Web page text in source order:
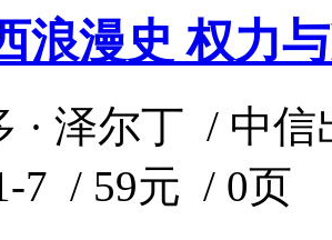
浪漫史 权力
· 泽尔丁 / 中
7 / 59元 / 0页